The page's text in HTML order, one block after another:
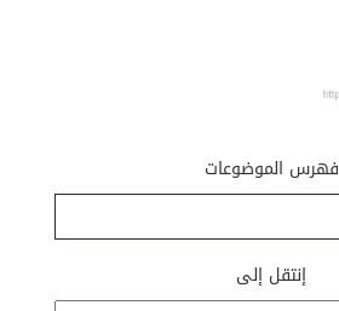
فهرس الموضوعات
إنتقل إلى